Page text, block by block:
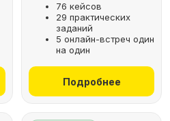
76 кейсов
29 практических
заданий
5 онлайн-встреч один
на один
Подробнее